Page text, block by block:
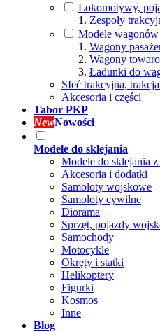
Lokomotywy,
Zespoły
Modele
Wagony
Wagony
Ładunki do
SIeć trakcyjna,
Akcesoria i części
Tabor PKP
NewNowości
Modele do sklejania
Modele do sklejania
Akcesoria i dodatki
Samoloty wojskowe
Samoloty cywilne
Diorama
Sprzęt, pojazdy
Samochody
Motocykle
Okręty i statki
Helikoptery
Figurki
Kosmos
Inne
Blog